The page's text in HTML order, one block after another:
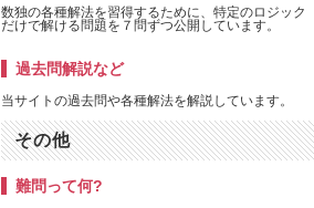
数独の各種解法を習得するために、特定のロジック
だけで解ける問題を７問ずつ公開しています。
過去問解説など
当サイトの過去問や各種解法を解説しています。
その他
難問って何?